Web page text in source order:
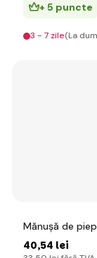
+ 5 puncte
3 - 7 zile(La
Mănușă de
40,54 lei